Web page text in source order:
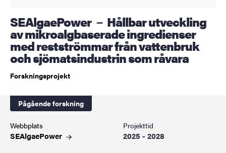
SEAlgaePower － Hållbar utveckling
av mikroalgbaserade ingredienser
med restströmmar från vattenbruk
och sjömatsindustrin som råvara
Forskningsprojekt
Pågående forskning
Webbplats
SEAlgaePower
Projekttid
2025 - 2028